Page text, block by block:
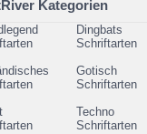
Kategorien
Dingbats
Schriftarten
Gotisch
Schriftarten
Techno
Schriftarten